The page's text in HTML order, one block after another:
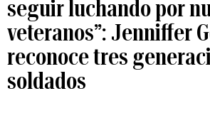
seguir luchando por
veteranos”: Jenniffer
reconoce tres
soldados